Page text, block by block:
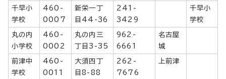
千早小
学校
460-
0007
新栄一丁
目44-36
241-
3429
千早小
学校
丸の内
小学校
460-
0002
丸の内三
丁目3-35
962-
6661
名古屋
城
前津中
学校
460-
0011
大須四丁
目8-88
262-
7676
上前津